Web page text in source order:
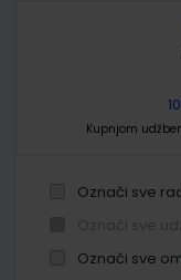
Kupnjom
Označi sve
Označi sve